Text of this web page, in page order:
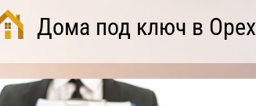
Дома под ключ в